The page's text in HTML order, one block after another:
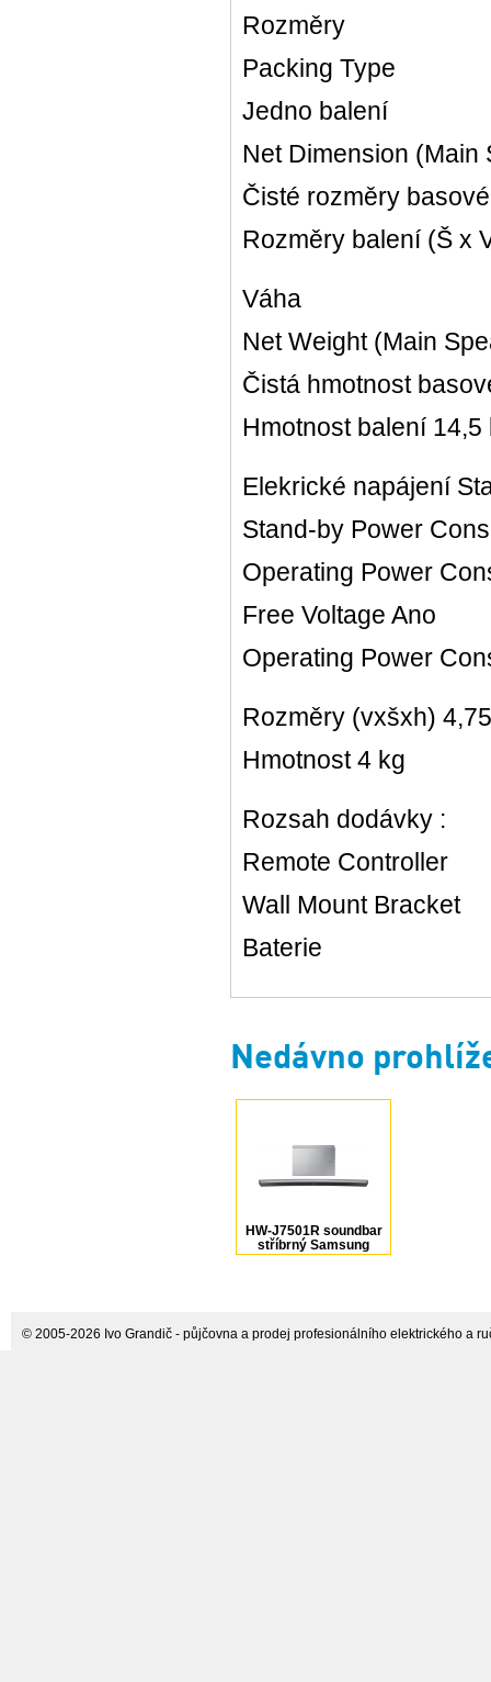
Rozměry
Packing Type
Jedno balení
Net Dimension (Main
Čisté rozměry
Rozměry balení (Š x
Váha
Net Weight (Main
Čistá hmotnost
Hmotnost balení 14,5
Elekrické napájení
Stand-by Power
Operating Power
Free Voltage Ano
Operating Power
Rozměry (vxšxh)
Hmotnost 4 kg
Rozsah dodávky :
Remote Controller
Wall Mount Bracket
Baterie
Nedávno
HW-J7501R soundbar
stříbrný Samsung
© 2005-2026 Ivo Grandič - půjčovna a prodej profesionálního elektrického a